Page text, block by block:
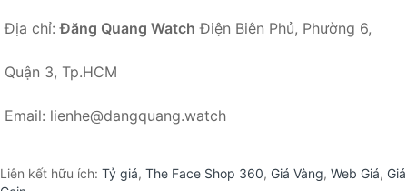
Địa chỉ:Đăng Quang Watch Điện Biên Phủ, Phường 6,
Quận 3, Tp.HCM
Email: lienhe@dangquang.watch
Liên kết hữu ích: Tỷ giá, The Face Shop 360, Giá Vàng, Web Giá, Giá